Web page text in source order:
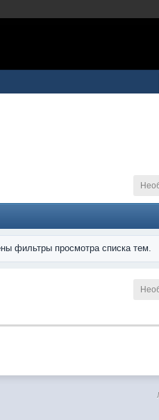
фильтры просмотра списка тем.